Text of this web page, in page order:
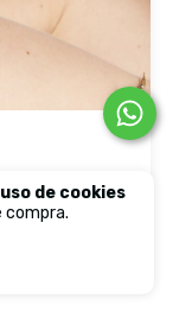
de cookies
compra.(20% off)